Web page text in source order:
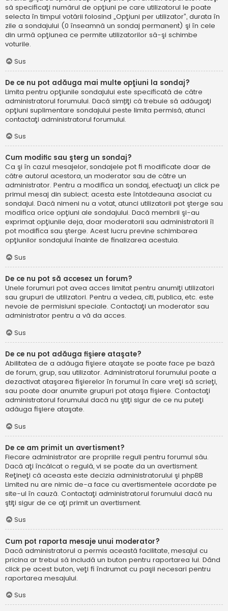
să specificaţi numărul de opţiuni pe care utilizatorul le poate
selecta în timpul votării folosind „Opţiuni per utilizator”, durata în
zile a sondajului (0 înseamnă un sondaj permanent) şi în cele
din urmă opţiunea ce permite utilizatorilor să-şi schimbe
voturile.
Sus
De ce nu pot adăuga mai multe opţiuni la sondaj?
Limita pentru opţiunile sondajului este specificată de către
administratorul forumului. Dacă simțiţi că trebuie să adăugaţi
opţiuni suplimentare sondajului peste limita permisă, atunci
contactaţi administratorul forumului.
Sus
Cum modific sau şterg un sondaj?
Ca şi în cazul mesajelor, sondajele pot fi modificate doar de
către autorul acestora, un moderator sau de către un
administrator. Pentru a modifica un sondaj, efectuaţi un click pe
primul mesaj din subiect; acesta este întotdeauna asociat cu
sondajul. Dacă nimeni nu a votat, atunci utilizatorii pot şterge sau
modifica orice opţiuni ale sondajului. Dacă membrii şi-au
exprimat opţiunile deja, doar moderatorii sau administratorii îl
pot modifica sau şterge. Acest lucru previne schimbarea
opţiunilor sondajului înainte de finalizarea acestuia.
Sus
De ce nu pot să accesez un forum?
Unele forumuri pot avea acces limitat pentru anumiţi utilizatori
sau grupuri de utilizatori. Pentru a vedea, citi, publica, etc. este
nevoie de permisiuni speciale. Contactaţi un moderator sau
administrator pentru a vă da acces.
Sus
De ce nu pot adăuga fişiere ataşate?
Abilitatea de a adăuga fişiere ataşate se poate face pe bază
de forum, grup, sau utilizator. Administratorul forumului poate a
dezactivat ataşarea fişierelor în forumul în care vreţi să scrieţi,
sau poate doar anumite grupuri pot ataşa fişiere. Contactaţi
administratorul forumului dacă nu ştiţi sigur de ce nu puteţi
adăuga fişiere ataşate.
Sus
De ce am primit un avertisment?
Fiecare administrator are propriile reguli pentru forumul său.
Dacă aţi încălcat o regulă, vi se poate da un avertisment.
Reţineţi că aceasta este decizia administratorului şi phpBB
Limited nu are nimic de-a face cu avertismentele acordate pe
site-ul în cauză. Contactaţi administratorul forumului dacă nu
ştiţi sigur de ce aţi primit un avertisment.
Sus
Cum pot raporta mesaje unui moderator?
Dacă administratorul a permis această facilitate, mesajul cu
pricina ar trebui să includă un buton pentru raportarea lui. Dând
click pe acest buton, veţi fi îndrumat cu paşii necesari pentru
raportarea mesajului.
Sus